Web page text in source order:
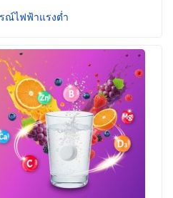
ณ์ไฟฟ้าแรงต่ำ